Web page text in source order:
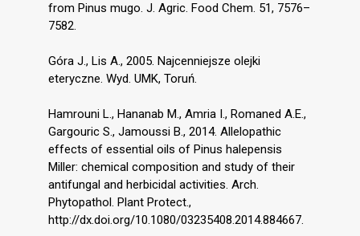
from Pinus mugo. J. Agric. Food Chem. 51, 7576–
7582.
Góra J., Lis A., 2005. Najcenniejsze olejki
eteryczne. Wyd. UMK, Toruń.
Hamrouni L., Hananab M., Amria I., Romaned A.E.,
Gargouric S., Jamoussi B., 2014. Allelopathic
effects of essential oils of Pinus halepensis
Miller: chemical composition and study of their
antifungal and herbicidal activities. Arch.
Phytopathol. Plant Protect.,
http://dx.doi.org/10.1080/03235408.2014.884667.